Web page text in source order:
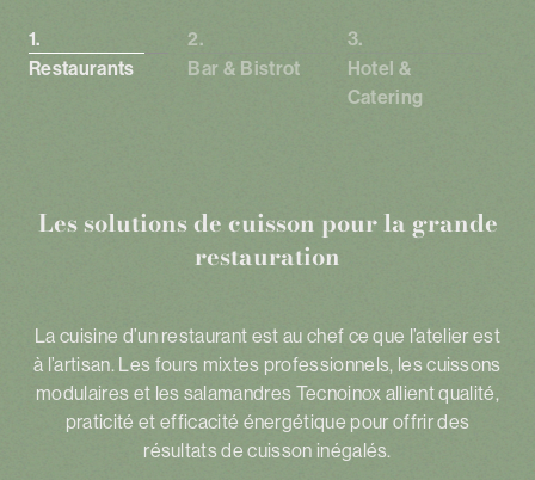
Restaurants Bar & Bistrot
Hotel &
Catering
Les solutions de cuisson pour la grande
restauration
La cuisine d’un restaurant est au chef ce que l’atelier est
à l’artisan. Les fours mixtes professionnels, les cuissons
modulaires et les salamandres Tecnoinox allient qualité,
praticité et efficacité énergétique pour offrir des
résultats de cuisson inégalés.